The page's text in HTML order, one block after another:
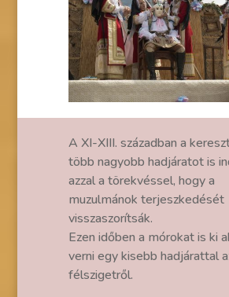
A XI-XIII. században a
több nagyobb hadjáratot is
azzal a törekvéssel, hogy a
muzulmánok terjeszkedését
visszaszorítsák.
Ezen időben a mórokat is ki
verni egy kisebb hadjárattal
félszigetről.